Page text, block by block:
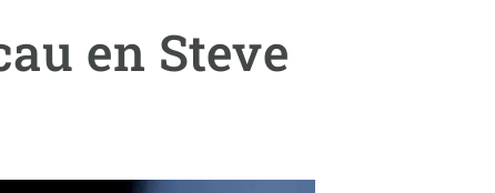
en Steve
ciència amb nosaltres Esdeveniments anteriors
Canvi global